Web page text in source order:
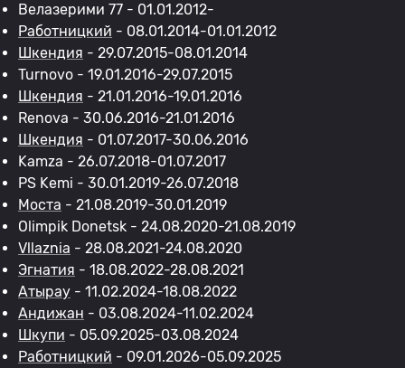
Велазерими 77 - 01.01.2012-
Работницкий - 08.01.2014-01.01.2012
Шкендия - 29.07.2015-08.01.2014
Turnovo - 19.01.2016-29.07.2015
Шкендия - 21.01.2016-19.01.2016
Renova - 30.06.2016-21.01.2016
Шкендия - 01.07.2017-30.06.2016
Kamza - 26.07.2018-01.07.2017
PS Kemi - 30.01.2019-26.07.2018
Моста - 21.08.2019-30.01.2019
Olimpik Donetsk - 24.08.2020-21.08.2019
Vllaznia - 28.08.2021-24.08.2020
Эгнатия - 18.08.2022-28.08.2021
Атырау - 11.02.2024-18.08.2022
Андижан - 03.08.2024-11.02.2024
Шкупи - 05.09.2025-03.08.2024
Работницкий - 09.01.2026-05.09.2025